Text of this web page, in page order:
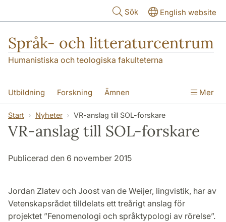
Sök English website
Språk- och litteraturcentrum
Humanistiska och teologiska fakulteterna
Utbildning Forskning Ämnen
SOL-husen Kontakt Institutionen
översättning till svenska
Mer
Start Nyheter VR-anslag till SOL-forskare
VR-anslag till SOL-forskare
Publicerad den 6 november 2015
Jordan Zlatev och Joost van de Weijer, lingvistik, har av
Vetenskapsrådet tilldelats ett treårigt anslag för
projektet ”Fenomenologi och språktypologi av rörelse”.